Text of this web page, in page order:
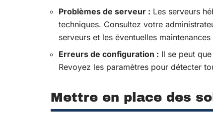
Problèmes de serveur : Les serveurs
techniques. Consultez votre
serveurs et les éventuelles
Erreurs de configuration : Il se peut
Revoyez les paramètres pour détecter
Mettre en place des